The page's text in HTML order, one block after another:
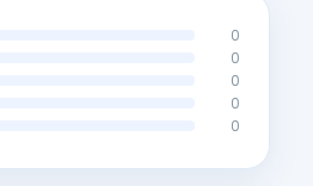
0
0
0
0
0